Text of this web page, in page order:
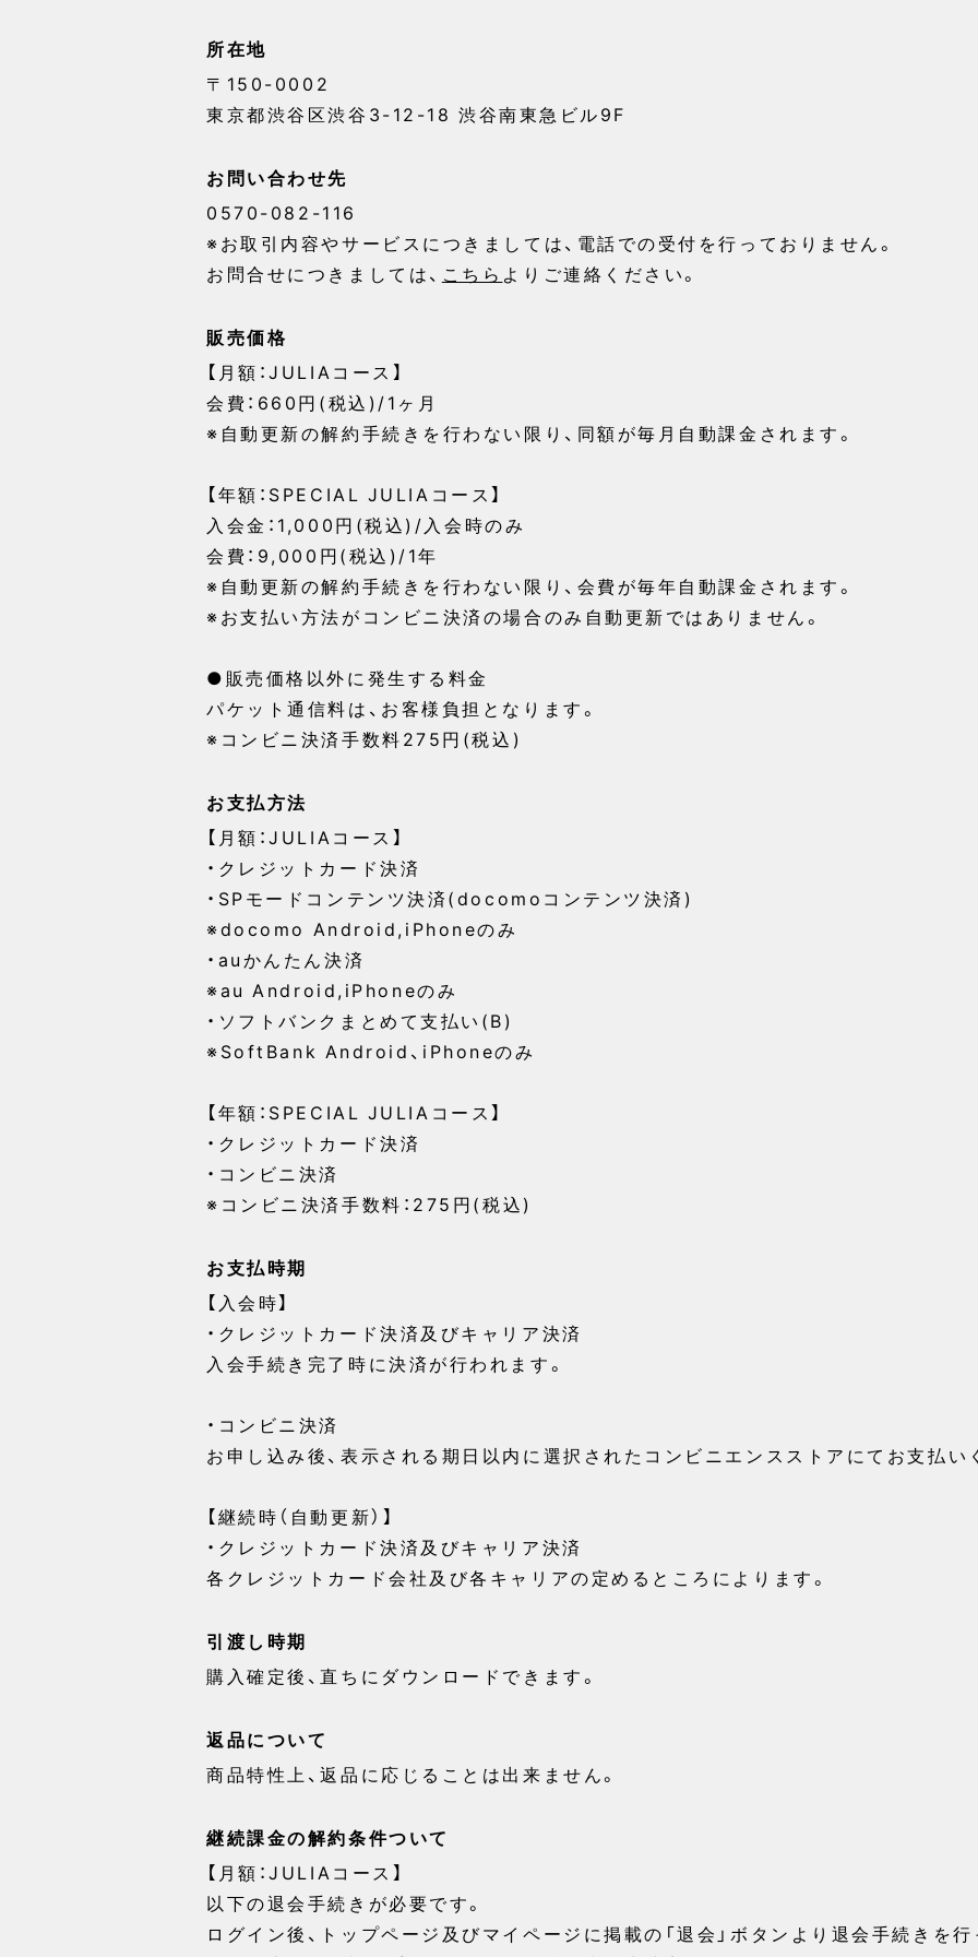
所在地
〒150-0002
東京都渋谷区渋谷3-12-18 渋谷南東急ビル9F
お問い合わせ先
0570-082-116
※お取引内容やサービスにつきましては、電話での受付を行っておりません。
お問合せにつきましては、 こちら よりご連絡ください。
販売価格
【月額：JULIAコース】
会費：660円(税込)/1ヶ月
※自動更新の解約手続きを行わない限り、同額が毎月自動課金されます。
【年額：SPECIAL JULIAコース】
入会金：1,000円(税込)/入会時のみ
会費：9,000円(税込)/1年
※自動更新の解約手続きを行わない限り、会費が毎年自動課金されます。
※お支払い方法がコンビニ決済の場合のみ自動更新ではありません。
●販売価格以外に発生する料金
パケット通信料は、お客様負担となります。
※コンビニ決済手数料275円(税込)
お支払方法
【月額：JULIAコース】
・クレジットカード決済
・SPモードコンテンツ決済(docomoコンテンツ決済)
※docomo Android,iPhoneのみ
・auかんたん決済
※au Android,iPhoneのみ
・ソフトバンクまとめて支払い(B)
※SoftBank Android、iPhoneのみ
【年額：SPECIAL JULIAコース】
・クレジットカード決済
・コンビニ決済
※コンビニ決済手数料：275円(税込)
お支払時期
【入会時】
・クレジットカード決済及びキャリア決済
入会手続き完了時に決済が行われます。
・コンビニ決済
お申し込み後、表示される期日以内に選択されたコンビニエンスストアにてお支払い
【継続時（自動更新）】
・クレジットカード決済及びキャリア決済
各クレジットカード会社及び各キャリアの定めるところによります。
引渡し時期
購入確定後、直ちにダウンロードできます。
返品について
商品特性上、返品に応じることは出来ません。
継続課金の解約条件ついて
【月額：JULIAコース】
以下の退会手続きが必要です。
ログイン後、トップページ及びマイページに掲載の「退会」ボタンより退会手続きを行